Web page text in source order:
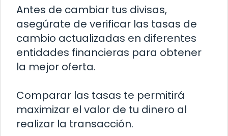
Antes de cambiar tus divisas,
asegúrate de verificar las tasas de
cambio actualizadas en diferentes
entidades financieras para obtener
la mejor oferta.
Comparar las tasas te permitirá
maximizar el valor de tu dinero al
realizar la transacción.